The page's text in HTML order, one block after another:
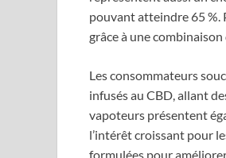
pouvant atteindre 65 %.
grâce à une
Les consommateurs
infusés au CBD, allant
vapoteurs présentent
l’intérêt croissant pour
formulées pour